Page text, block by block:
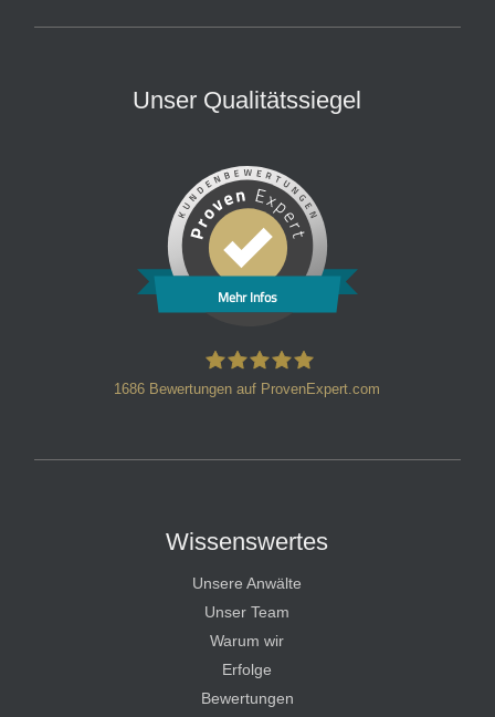
Unser Qualitätssiegel
Mehr Infos
1686 Bewertungen auf ProvenExpert.com
Wissenswertes
Unsere Anwälte
Unser Team
Warum wir
Erfolge
Bewertungen